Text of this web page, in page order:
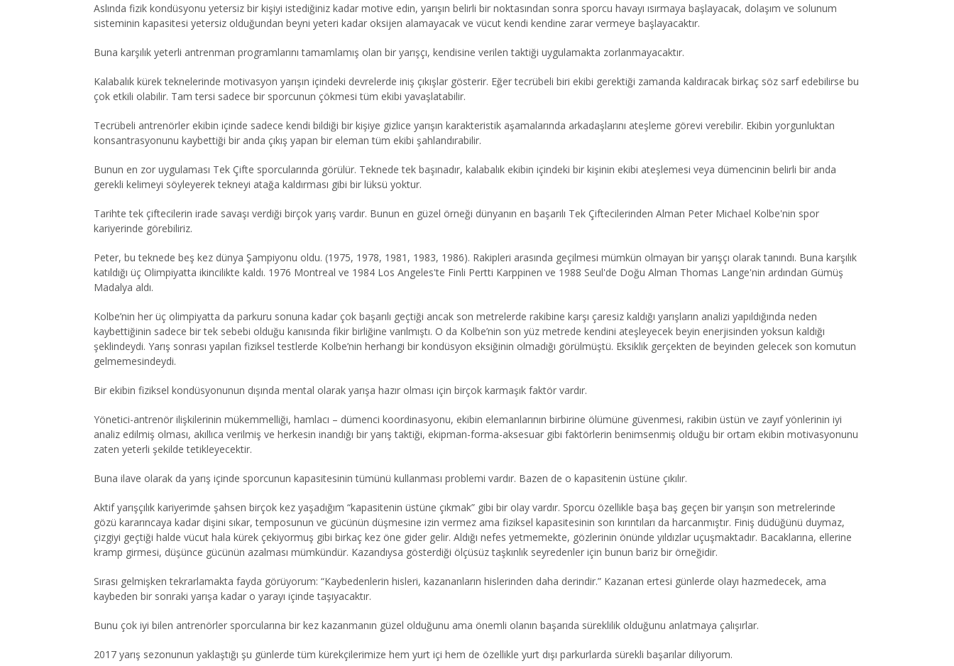
Aslında fizik kondüsyonu yetersiz bir kişiyi istediğiniz kadar motive edin, yarışın belirli bir noktasından sonra sporcu havayı ısırmaya başlayacak, dolaşım ve solunum
sisteminin kapasitesi yetersiz olduğundan beyni yeteri kadar oksijen alamayacak ve vücut kendi kendine zarar vermeye başlayacaktır.
Buna karşılık yeterli antrenman programlarını tamamlamış olan bir yarışçı, kendisine verilen taktiği uygulamakta zorlanmayacaktır.
Kalabalık kürek teknelerinde motivasyon yarışın içindeki devrelerde iniş çıkışlar gösterir. Eğer tecrübeli biri ekibi gerektiği zamanda kaldıracak birkaç söz sarf edebilirse bu
çok etkili olabilir. Tam tersi sadece bir sporcunun çökmesi tüm ekibi yavaşlatabilir.
Tecrübeli antrenörler ekibin içinde sadece kendi bildiği bir kişiye gizlice yarışın karakteristik aşamalarında arkadaşlarını ateşleme görevi verebilir. Ekibin yorgunluktan
konsantrasyonunu kaybettiği bir anda çıkış yapan bir eleman tüm ekibi şahlandırabilir.
Bunun en zor uygulaması Tek Çifte sporcularında görülür. Teknede tek başınadır, kalabalık ekibin içindeki bir kişinin ekibi ateşlemesi veya dümencinin belirli bir anda
gerekli kelimeyi söyleyerek tekneyi atağa kaldırması gibi bir lüksü yoktur.
Tarihte tek çiftecilerin irade savaşı verdiği birçok yarış vardır. Bunun en güzel örneği dünyanın en başarılı Tek Çiftecilerinden Alman Peter Michael Kolbe'nin spor
kariyerinde görebiliriz.
Peter, bu teknede beş kez dünya Şampiyonu oldu. (1975, 1978, 1981, 1983, 1986). Rakipleri arasında geçilmesi mümkün olmayan bir yarışçı olarak tanındı. Buna karşılık
katıldığı üç Olimpiyatta ikincilikte kaldı. 1976 Montreal ve 1984 Los Angeles'te Finli Pertti Karppinen ve 1988 Seul'de Doğu Alman Thomas Lange'nin ardından Gümüş
Madalya aldı.
Kolbe’nin her üç olimpiyatta da parkuru sonuna kadar çok başarılı geçtiği ancak son metrelerde rakibine karşı çaresiz kaldığı yarışların analizi yapıldığında neden
kaybettiğinin sadece bir tek sebebi olduğu kanısında fikir birliğine varılmıştı. O da Kolbe’nin son yüz metrede kendini ateşleyecek beyin enerjisinden yoksun kaldığı
şeklindeydi. Yarış sonrası yapılan fiziksel testlerde Kolbe’nin herhangi bir kondüsyon eksiğinin olmadığı görülmüştü. Eksiklik gerçekten de beyinden gelecek son komutun
gelmemesindeydi.
Bir ekibin fiziksel kondüsyonunun dışında mental olarak yarışa hazır olması için birçok karmaşık faktör vardır.
Yönetici-antrenör ilişkilerinin mükemmelliği, hamlacı – dümenci koordinasyonu, ekibin elemanlarının birbirine ölümüne güvenmesi, rakibin üstün ve zayıf yönlerinin iyi
analiz edilmiş olması, akıllıca verilmiş ve herkesin inandığı bir yarış taktiği, ekipman-forma-aksesuar gibi faktörlerin benimsenmiş olduğu bir ortam ekibin motivasyonunu
zaten yeterli şekilde tetikleyecektir.
Buna ilave olarak da yarış içinde sporcunun kapasitesinin tümünü kullanması problemi vardır. Bazen de o kapasitenin üstüne çıkılır.
Aktif yarışçılık kariyerimde şahsen birçok kez yaşadığım “kapasitenin üstüne çıkmak” gibi bir olay vardır. Sporcu özellikle başa baş geçen bir yarışın son metrelerinde
gözü kararıncaya kadar dişini sıkar, temposunun ve gücünün düşmesine izin vermez ama fiziksel kapasitesinin son kırıntıları da harcanmıştır. Finiş düdüğünü duymaz,
çizgiyi geçtiği halde vücut hala kürek çekiyormuş gibi birkaç kez öne gider gelir. Aldığı nefes yetmemekte, gözlerinin önünde yıldızlar uçuşmaktadır. Bacaklarına, ellerine
kramp girmesi, düşünce gücünün azalması mümkündür. Kazandıysa gösterdiği ölçüsüz taşkınlık seyredenler için bunun bariz bir örneğidir.
Sırası gelmişken tekrarlamakta fayda görüyorum: “Kaybedenlerin hisleri, kazananların hislerinden daha derindir.” Kazanan ertesi günlerde olayı hazmedecek, ama
kaybeden bir sonraki yarışa kadar o yarayı içinde taşıyacaktır.
Bunu çok iyi bilen antrenörler sporcularına bir kez kazanmanın güzel olduğunu ama önemli olanın başarıda süreklilik olduğunu anlatmaya çalışırlar.
2017 yarış sezonunun yaklaştığı şu günlerde tüm kürekçilerimize hem yurt içi hem de özellikle yurt dışı parkurlarda sürekli başarılar diliyorum.